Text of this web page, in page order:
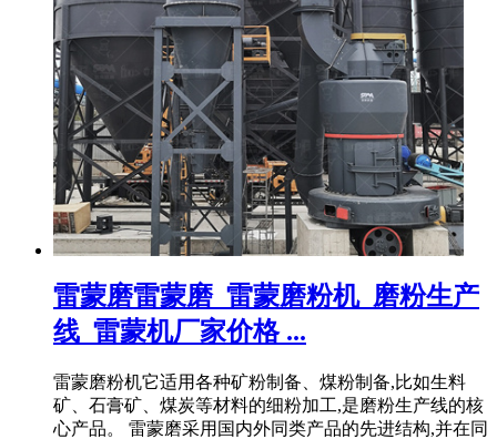
雷蒙磨雷蒙磨_雷蒙磨粉机_磨粉生产
线_雷蒙机厂家价格 ...
雷蒙磨粉机它适用各种矿粉制备、煤粉制备,比如生料
矿、石膏矿、煤炭等材料的细粉加工,是磨粉生产线的核
心产品。 雷蒙磨采用国内外同类产品的先进结构,并在同